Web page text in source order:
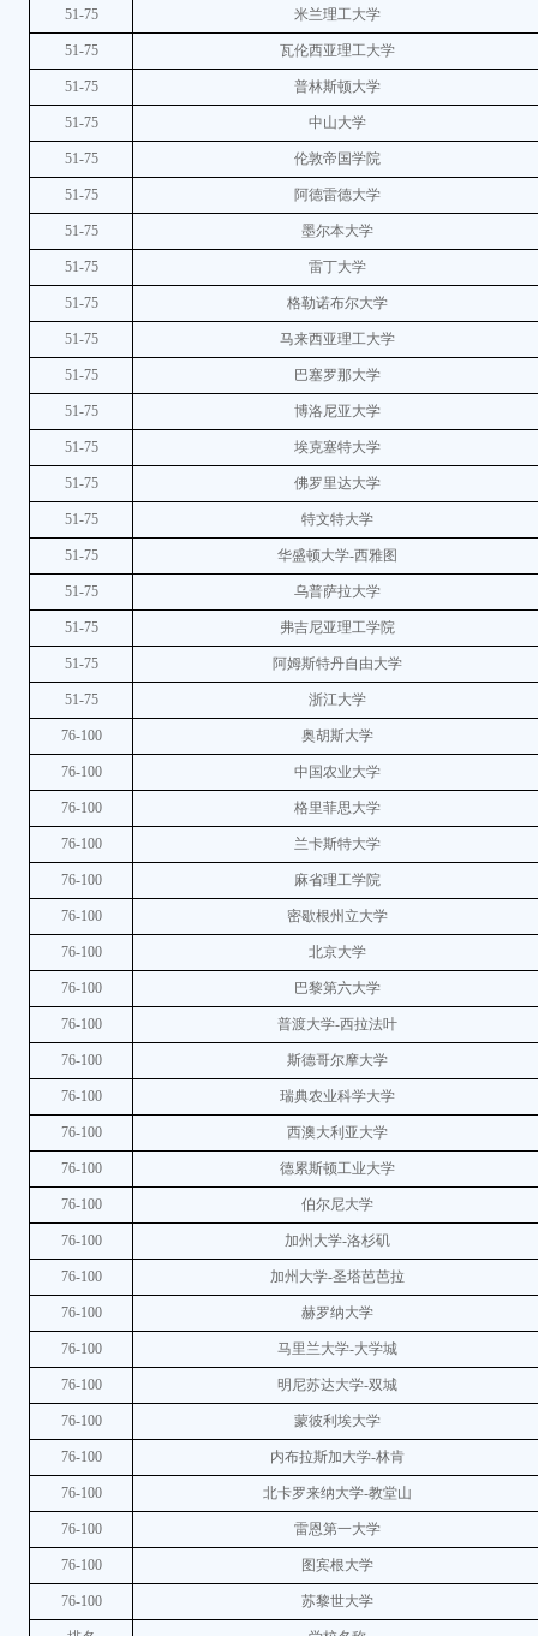
51-75 米兰理工大学
51-75 瓦伦西亚理工大学
51-75 普林斯顿大学
51-75 中山大学
51-75 伦敦帝国学院
51-75 阿德雷德大学
51-75 墨尔本大学
51-75 雷丁大学
51-75 格勒诺布尔大学
51-75 马来西亚理工大学
51-75 巴塞罗那大学
51-75 博洛尼亚大学
51-75 埃克塞特大学
51-75 佛罗里达大学
51-75 特文特大学
51-75 华盛顿大学-西雅图
51-75 乌普萨拉大学
51-75 弗吉尼亚理工学院
51-75 阿姆斯特丹自由大学
51-75 浙江大学
76-100 奥胡斯大学
76-100 中国农业大学
76-100 格里菲思大学
76-100 兰卡斯特大学
76-100 麻省理工学院
76-100 密歇根州立大学
76-100 北京大学
76-100 巴黎第六大学
76-100 普渡大学-西拉法叶
76-100 斯德哥尔摩大学
76-100 瑞典农业科学大学
76-100 西澳大利亚大学
76-100 德累斯顿工业大学
76-100 伯尔尼大学
76-100 加州大学-洛杉矶
76-100 加州大学-圣塔芭芭拉
76-100 赫罗纳大学
76-100 马里兰大学-大学城
76-100 明尼苏达大学-双城
76-100 蒙彼利埃大学
76-100 内布拉斯加大学-林肯
76-100 北卡罗来纳大学-教堂山
76-100 雷恩第一大学
76-100 图宾根大学
76-100 苏黎世大学